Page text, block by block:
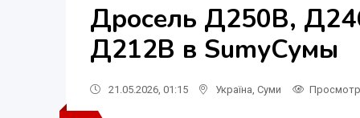
Дросель Д250В,
Д212В в SumyСумы
21.05.2026, 01:15 Україна Суми